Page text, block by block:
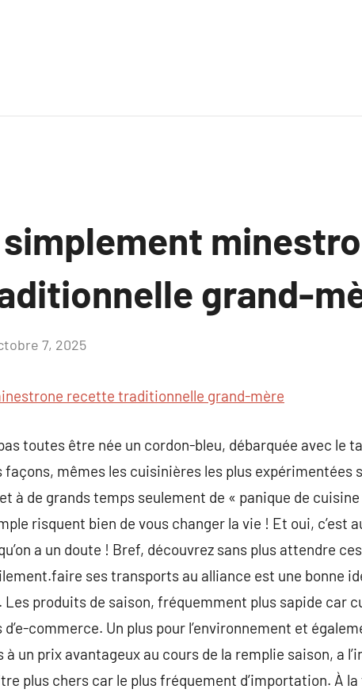
grand-
7, 2025
recette traditionnelle grand-mère
toutes être née un cordon-bleu, débarquée avec le
mêmes les cuisinières les plus expérimentées
à de grands temps seulement de « panique de
risquent bien de vous changer la vie ! Et oui, c’est
a un doute ! Bref, découvrez sans plus attendre
ses transports au alliance est une bonne
produits de saison, fréquemment plus sapide car
commerce. Un plus pour l’environnement et
un prix avantageux au cours de la remplie saison, a
plus chers car le plus fréquement d’importation. À